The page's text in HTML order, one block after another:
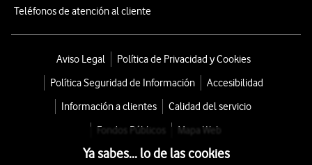
Teléfonos de atención al cliente
Aviso Legal
Política de Privacidad y Cookies
Política Seguridad de Información
Accesibilidad
Información a clientes
Calidad del servicio
Fondos Públicos
Mapa Web
Ya sabes... lo de las cookies